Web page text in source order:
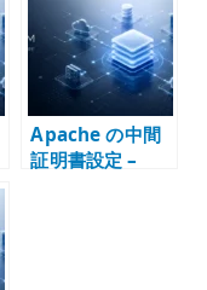
Apache の中間
証明書設定 –